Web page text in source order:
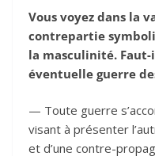
Vous voyez dans la
contrepartie
la masculinité. Faut-
éventuelle guerre
— Toute guerre
visant à présenter
et d’une contre-